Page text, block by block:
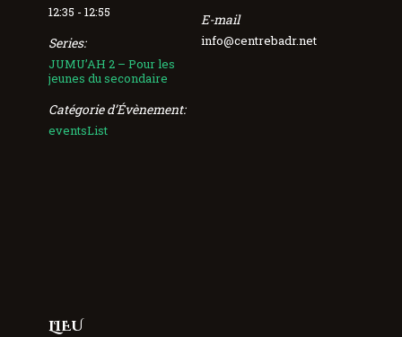
12:35 - 12:55
Series:
JUMU’AH 2 – Pour les
jeunes du secondaire
Catégorie d’Évènement:
eventsList
E-mail
info@centrebadr.net
LIEU